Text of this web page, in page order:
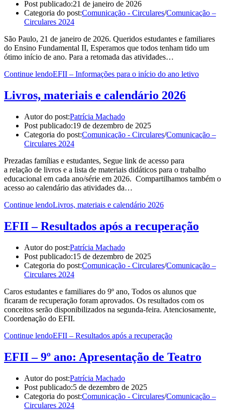
Post publicado:21 de janeiro de 2026
Categoria do post:Comunicação - Circulares/Comunicação –
Circulares 2024
São Paulo, 21 de janeiro de 2026. Queridos estudantes e familiares
do Ensino Fundamental II, Esperamos que todos tenham tido um
ótimo início de ano. Para a retomada das atividades…
Continue lendoEFII – Informações para o início do ano letivo
Livros, materiais e calendário 2026
Autor do post:Patrícia Machado
Post publicado:19 de dezembro de 2025
Categoria do post:Comunicação - Circulares/Comunicação –
Circulares 2024
Prezadas famílias e estudantes, Segue link de acesso para
a relação de livros e a lista de materiais didáticos para o trabalho
educacional em cada ano/série em 2026. Compartilhamos também o
acesso ao calendário das atividades da…
Continue lendoLivros, materiais e calendário 2026
EFII – Resultados após a recuperação
Autor do post:Patrícia Machado
Post publicado:15 de dezembro de 2025
Categoria do post:Comunicação - Circulares/Comunicação –
Circulares 2024
Caros estudantes e familiares do 9º ano, Todos os alunos que
ficaram de recuperação foram aprovados. Os resultados com os
conceitos serão disponibilizados na segunda-feira. Atenciosamente,
Coordenação do EFII.
Continue lendoEFII – Resultados após a recuperação
EFII – 9º ano: Apresentação de Teatro
Autor do post:Patrícia Machado
Post publicado:5 de dezembro de 2025
Categoria do post:Comunicação - Circulares/Comunicação –
Circulares 2024